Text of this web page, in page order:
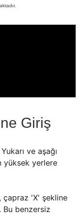
Giriş
ve aşağı
yüksek yerlere
çapraz 'X' şekline
Bu benzersiz